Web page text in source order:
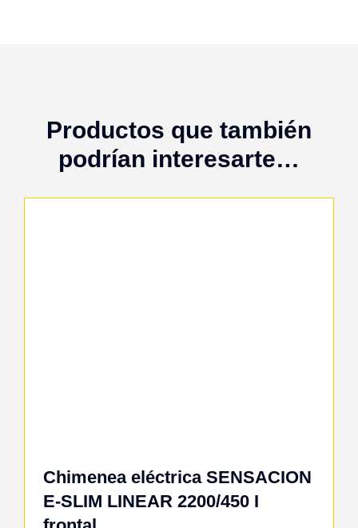
Productos que también
podrían interesarte…
Chimenea eléctrica SENSACION
E-SLIM LINEAR 2200/450 I